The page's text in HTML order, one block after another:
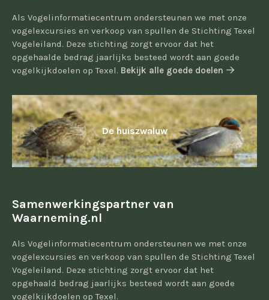
Als Vogelinformatiecentrum ondersteunen we met onze
vogelexcursies en verkoop van spullen de Stichting Texel
Vogeleiland. Deze stichting zorgt ervoor dat het
opgehaalde bedrag jaarlijks besteed wordt aan goede
vogelkijkdoelen op Texel. Bekijk alle goede doelen
De huiszwaluw
Samenwerkingspartner van
Waarneming.nl
Als Vogelinformatiecentrum ondersteunen we met onze
vogelexcursies en verkoop van spullen de Stichting Texel
Vogeleiland. Deze stichting zorgt ervoor dat het
opgehaald bedrag jaarlijks besteed wordt aan goede
vogelkijkdoelen op Texel.